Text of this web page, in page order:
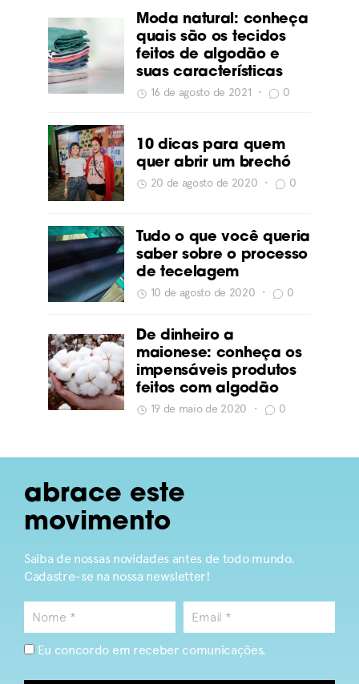
Moda natural: conheça
quais são os tecidos
feitos de algodão e
suas características
16 de agosto de 2021 • 0
10 dicas para quem
quer abrir um brechó
20 de agosto de 2020 • 0
Tudo o que você queria
saber sobre o processo
de tecelagem
10 de agosto de 2020 • 0
De dinheiro a
maionese: conheça os
impensáveis produtos
feitos com algodão
19 de maio de 2020 • 0
abrace este
movimento
Saiba de nossas novidades antes de todo mundo.
Cadastre-se na nossa newsletter!
Eu concordo em receber comunicações.